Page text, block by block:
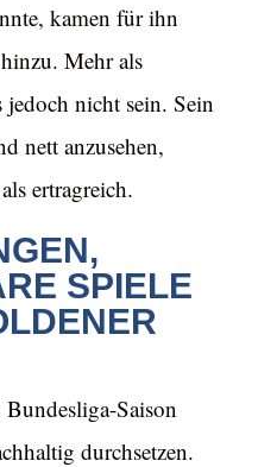
kamen für ihn
Mehr als
jedoch nicht sein. Sein
nett anzusehen,
ertragreich.
SPIELE
Saison
durchsetzen.